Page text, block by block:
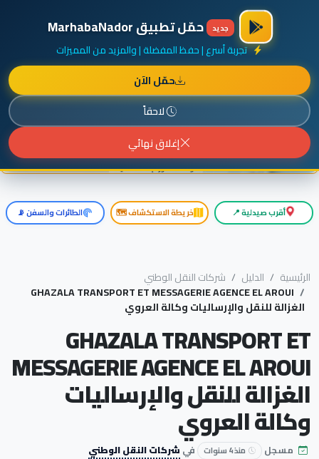
أضف نشاطك مجاناً
جديد حمّل تطبيق MarhabaNador
تجربة أسرع | حفظ المفضلة | والمزيد من المميزات
حمّل الآن
لاحقاً
إغلاق نهائي
إعلان ممول المزيد حول هذا الإعلان
أقرب صيدلية 📍 خريطة الاستكشاف 🗺️ الطائرات والسفن 📡
الرئيسية الدليل
شركات النقل الوطني
GHAZALA TRANSPORT ET MESSAGERIE AGENCE EL AROUI
الغزالة للنقل والإرساليات وكالة العروي
GHAZALA TRANSPORT ET
MESSAGERIE AGENCE EL AROUI
الغزالة للنقل والإرساليات
وكالة العروي
مسجل منذ 4 سنوات في شركات النقل الوطني